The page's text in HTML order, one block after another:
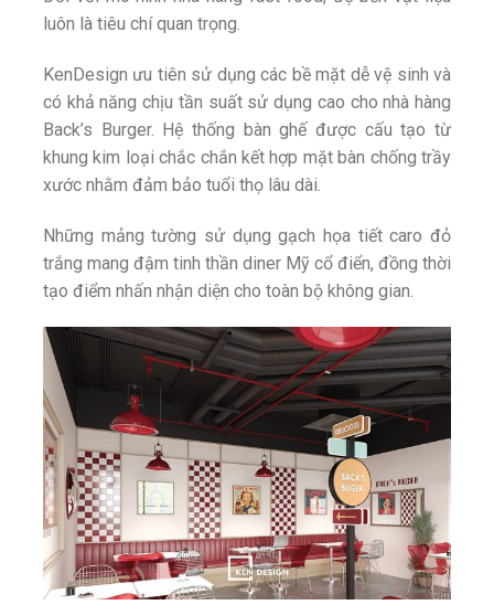
luôn là tiêu chí quan trọng.
KenDesign ưu tiên sử dụng các bề mặt dễ vệ sinh và
có khả năng chịu tần suất sử dụng cao cho nhà hàng
Back’s Burger. Hệ thống bàn ghế được cấu tạo từ
khung kim loại chắc chắn kết hợp mặt bàn chống trầy
xước nhằm đảm bảo tuổi thọ lâu dài.
Những mảng tường sử dụng gạch họa tiết caro đỏ
trắng mang đậm tinh thần diner Mỹ cổ điển, đồng thời
tạo điểm nhấn nhận diện cho toàn bộ không gian.